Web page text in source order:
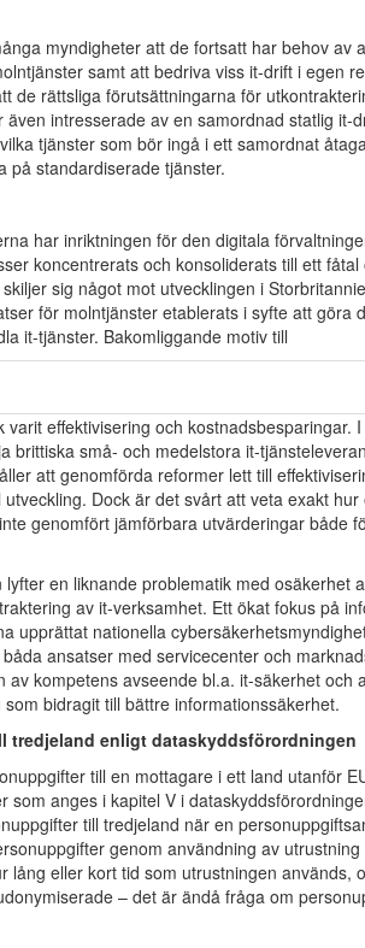
myndigheter att de fortsatt har behov av
samt att bedriva viss it-drift i egen
de rättsliga förutsättningarna för
intresserade av en samordnad statlig it-
tjänster som bör ingå i ett samordnat
på standardiserade tjänster.
har inriktningen för den digitala
koncentrerats och konsoliderats till ett
sig något mot utvecklingen i
för molntjänster etablerats i syfte att göra
it-tjänster. Bakomliggande motiv till
effektivisering och kostnadsbesparingar.
brittiska små- och medelstora it-
att genomförda reformer lett till
Dock är det svårt att veta exakt hur
genomfört jämförbara utvärderingar både
en liknande problematik med osäkerhet
av it-verksamhet. Ett ökat fokus på
upprättat nationella
ansatser med servicecenter och
av kompetens avseende bl.a. it-säkerhet och
bidragit till bättre informationssäkerhet.
tredjeland enligt dataskyddsförordningen
till en mottagare i ett land utanför
som anges i kapitel V i
till tredjeland när en
genom användning av
lång eller kort tid som utrustningen används,
– det är ändå fråga om